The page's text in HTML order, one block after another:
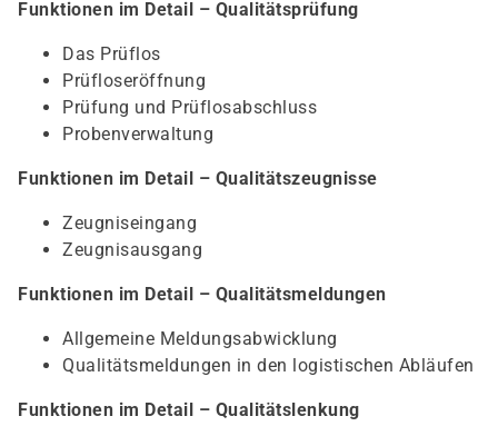
Funktionen im Detail – Qualitätsprüfung
Das Prüflos
Prüfloseröffnung
Prüfung und Prüflosabschluss
Probenverwaltung
Funktionen im Detail – Qualitätszeugnisse
Zeugniseingang
Zeugnisausgang
Funktionen im Detail – Qualitätsmeldungen
Allgemeine Meldungsabwicklung
Qualitätsmeldungen in den logistischen Abläufen
Funktionen im Detail – Qualitätslenkung